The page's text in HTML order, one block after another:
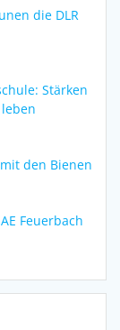
die DLR
Stärken
den Bienen
Feuerbach